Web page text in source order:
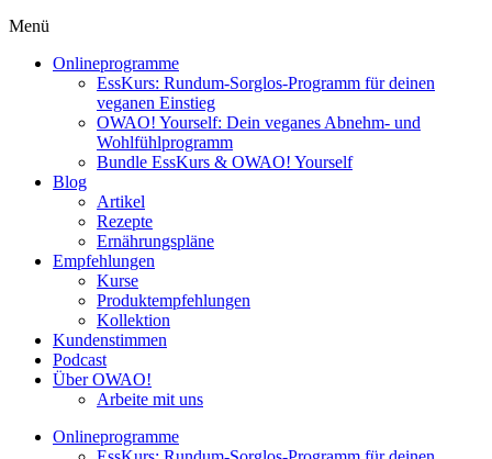
Menü
Onlineprogramme
EssKurs: Rundum-Sorglos-Programm für deinen
veganen Einstieg
OWAO! Yourself: Dein veganes Abnehm- und
Wohlfühlprogramm
Bundle EssKurs & OWAO! Yourself
Blog
Artikel
Rezepte
Ernährungspläne
Empfehlungen
Kurse
Produktempfehlungen
Kollektion
Kundenstimmen
Podcast
Über OWAO!
Arbeite mit uns
Onlineprogramme